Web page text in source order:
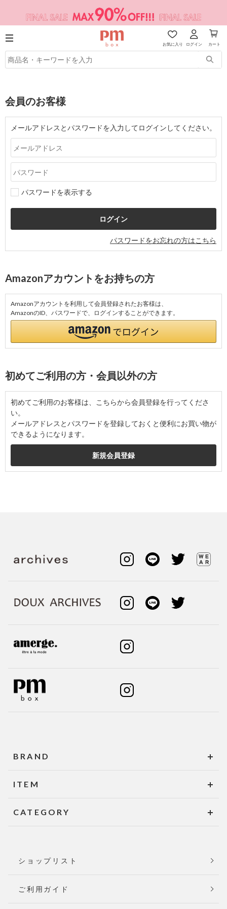
お気に入り ログイン カート
会員のお客様
メールアドレスとパスワードを入力してログインしてください。
パスワードを表示する
パスワードをお忘れの方はこちら
Amazonアカウントをお持ちの方
Amazonアカウントを利用して会員登録されたお客様は、
AmazonのID、パスワードで、ログインすることができます。
初めてご利用の方・会員以外の方
初めてご利用のお客様は、こちらから会員登録を行ってくださ
い。
メールアドレスとパスワードを登録しておくと便利にお買い物が
できるようになります。
BRAND
ITEM
CATEGORY
ショップリスト
ご利用ガイド